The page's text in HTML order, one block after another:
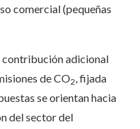
comercial (pequeñas
contribución adicional
de CO2, fijada
se orientan hacia
del sector del